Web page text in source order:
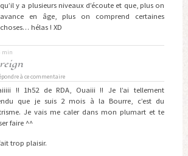
qu’il y a plusieurs niveaux d’écoute et que, plus on
avance en âge, plus on comprend certaines
choses… hélas ! XD
min
à ce commentaire
!! 1h52 de RDA, Ouaiii !! Je l’ai tellement
que je suis 2 mois à la Bourre, c’est du
Je vais me caler dans mon plumart et te
faire ^^
trop plaisir.